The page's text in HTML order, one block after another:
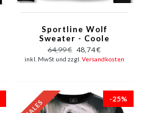
Sportline Wolf
Sweater - Coole
Sweater Men - 6357Z -
Schwarz
64,99 € 48,74 €
inkl. MwSt und zzgl. Versandkosten
-25%